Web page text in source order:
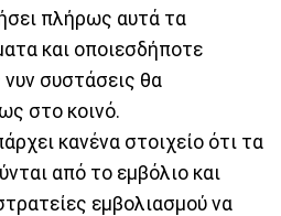
πλήρως αυτά τα
και οποιεσδήποτε
νυν συστάσεις θα
στο κοινό.
κανένα στοιχείο ότι τα
από το εμβόλιο και
εμβολιασμού να